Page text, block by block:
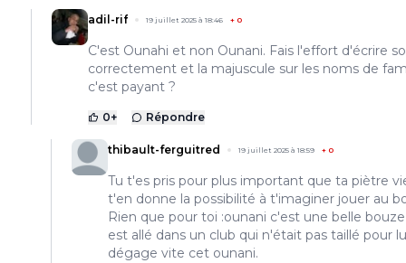
adil-rif 19 juillet 2025 à 18:46 + 0
C'est Ounahi et non Ounani. Fais l'effort d'écrire
correctement et la majuscule sur les noms de
c'est payant ?
0+ Répondre
thibault-ferguitred 19 juillet 2025 à 18:59 + 0
Tu t'es pris pour plus important que ta piètre
t'en donne la possibilité à t'imaginer jouer au
Rien que pour toi :ounani c'est une belle
est allé dans un club qui n'était pas taillé pour
dégage vite cet ounani.